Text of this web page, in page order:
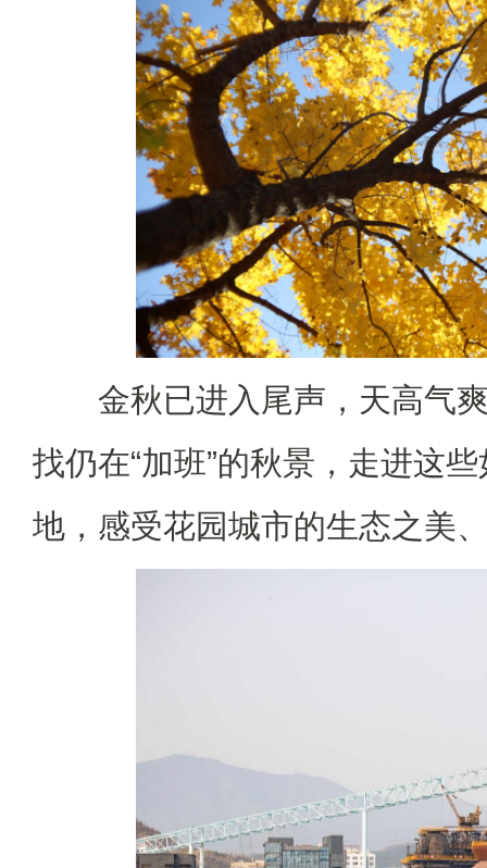
金秋已进入尾声，天高气
找仍在“加班”的秋景，走进这
地，感受花园城市的生态之美